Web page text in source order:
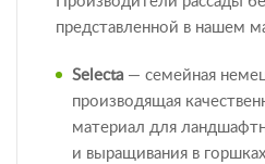
представленной в нашем
Selecta — семейная
производящая
материал для
и выращивания в